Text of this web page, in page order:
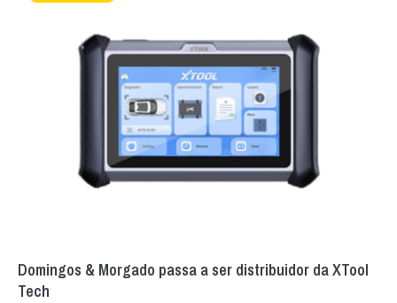
Domingos & Morgado passa a ser distribuidor da XTool
Tech